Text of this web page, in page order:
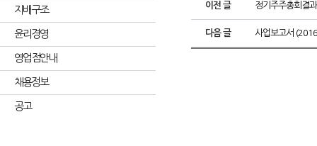
지배구조
윤리경영
영업점안내
채용정보
공고
이전 글 정기주주총회결과
다음 글 사업보고서